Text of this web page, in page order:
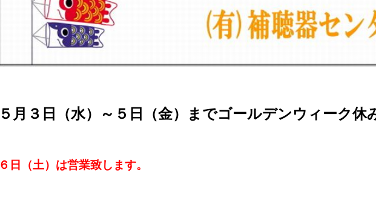
５月３日（水）～５日（金）までゴールデンウィーク休
６日（土）は営業致します。